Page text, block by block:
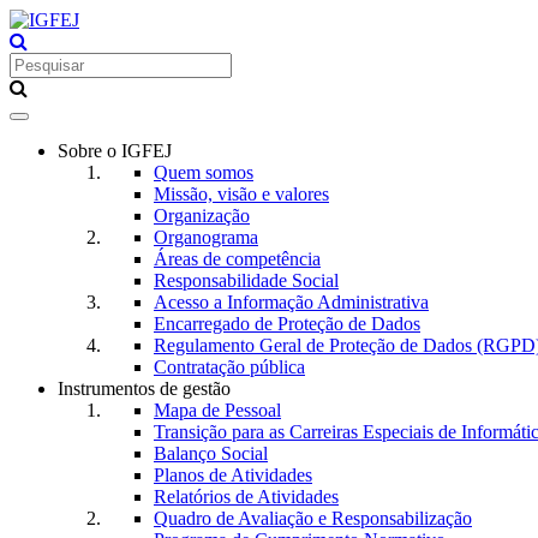
Toggle
navigationSobre o IGFEJ
Quem somos
Missão, visão e valores
Organização
Organograma
Áreas de competência
Responsabilidade Social
Acesso a Informação Administrativa
Encarregado de Proteção de Dados
Regulamento Geral de Proteção de Dados
Contratação pública
Instrumentos de gestão
Mapa de Pessoal
Transição para as Carreiras Especiais de
Balanço Social
Planos de Atividades
Relatórios de Atividades
Quadro de Avaliação e Responsabilização